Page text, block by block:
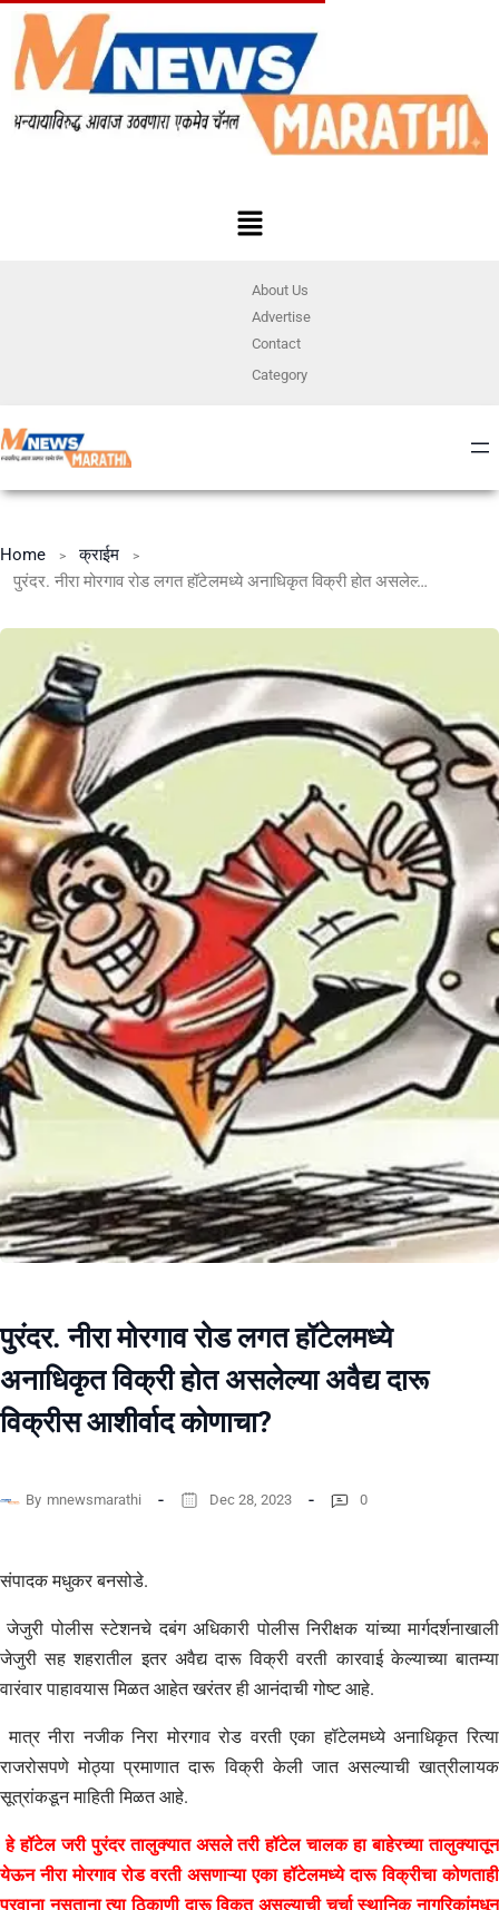
About Us
Advertise
Contact
Category
Home
क्राईम
पुरंदर. नीरा मोरगाव रोड लगत हॉटेलमध्ये अनाधिकृत विक्री होत असलेल्या अवैद्य दारू विक्रीस आशीर्वाद कोणाचा?
पुरंदर. नीरा मोरगाव रोड लगत हॉटेलमध्ये
अनाधिकृत विक्री होत असलेल्या अवैद्य दारू
विक्रीस आशीर्वाद कोणाचा?
By mnewsmarathi Dec 28, 2023 0
संपादक मधुकर बनसोडे.
जेजुरी पोलीस स्टेशनचे दबंग अधिकारी पोलीस निरीक्षक यांच्या मार्गदर्शनाखाली
जेजुरी सह शहरातील इतर अवैद्य दारू विक्री वरती कारवाई केल्याच्या बातम्या
वारंवार पाहावयास मिळत आहेत खरंतर ही आनंदाची गोष्ट आहे.
मात्र नीरा नजीक निरा मोरगाव रोड वरती एका हॉटेलमध्ये अनाधिकृत रित्या
राजरोसपणे मोठ्या प्रमाणात दारू विक्री केली जात असल्याची खात्रीलायक
सूत्रांकडून माहिती मिळत आहे.
हे हॉटेल जरी पुरंदर तालुक्यात असले तरी हॉटेल चालक हा बाहेरच्या तालुक्यातून
येऊन नीरा मोरगाव रोड वरती असणाऱ्या एका हॉटेलमध्ये दारू विक्रीचा कोणताही
परवाना नसताना त्या ठिकाणी दारू विकत असल्याची चर्चा स्थानिक नागरिकांमधून